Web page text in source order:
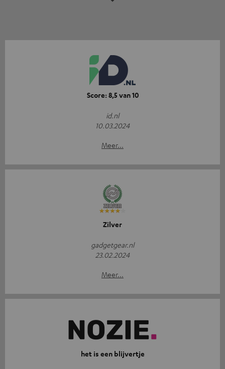
Score: 8,5 van 10
id.nl
10.03.2024
Meer...
Zilver
gadgetgear.nl
23.02.2024
Meer...
het is een blijvertje